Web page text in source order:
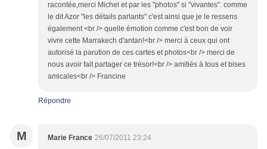
racontée,merci Michel et par les "photos" si "vivantes". comme
le dit Azor "les détails parlants" c'est ainsi que je le ressens
également <br /> quelle émotion comme c'est bon de voir
vivre cette Marrakech d'antan!<br /> merci à ceux qui ont
autorisé la parution de ces cartes et photos<br /> merci de
nous avoir fait partager ce trésor!<br /> amitiés à tous et bises
amicales<br /> Francine
Répondre
M Marie France 26/07/2011 23:24